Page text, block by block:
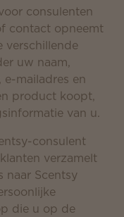
consulenten
contact opneemt
verschillende
uw naam,
mailadres en
product koopt,
van u.
consulent
verzamelt
naar Scentsy
die u op de